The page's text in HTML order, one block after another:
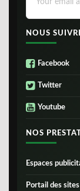
NOUS
Facebook
Twitter
Youtube
NOS
Espaces
Portail des